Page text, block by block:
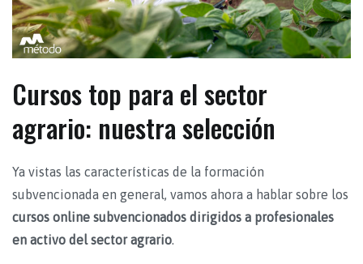
Cursos top para el sector
agrario: nuestra selección
Ya vistas las características de la formación
subvencionada en general, vamos ahora a hablar sobre los
cursos online subvencionados dirigidos a profesionales
en activo del sector agrario.